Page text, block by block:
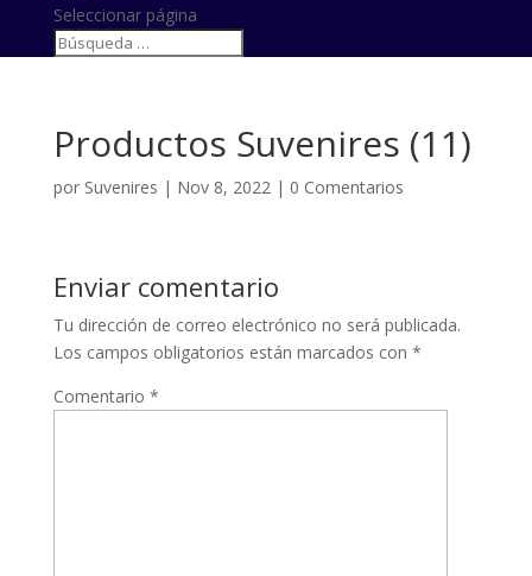
Seleccionar página
Productos Suvenires (11)
por Suvenires | Nov 8, 2022| 0 Comentarios
Enviar comentario
Tu dirección de correo electrónico no será publicada.
Los campos obligatorios están marcados con *
Comentario *